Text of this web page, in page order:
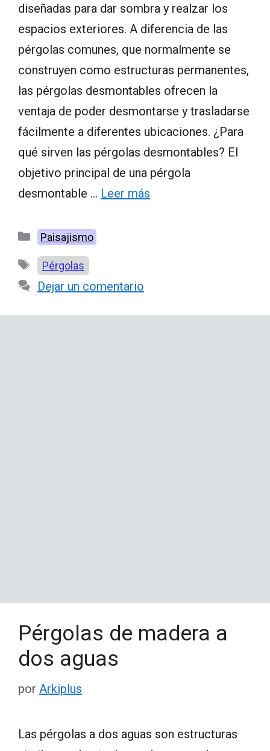
diseñadas para dar sombra y realzar los
espacios exteriores. A diferencia de las
pérgolas comunes, que normalmente se
construyen como estructuras permanentes,
las pérgolas desmontables ofrecen la
ventaja de poder desmontarse y trasladarse
fácilmente a diferentes ubicaciones. ¿Para
qué sirven las pérgolas desmontables? El
objetivo principal de una pérgola
desmontable … Leer más
Categorías
Paisajismo
Etiquetas
Pérgolas
Dejar un comentario
Pérgolas de madera a
dos aguas
por Arkiplus
Las pérgolas a dos aguas son estructuras